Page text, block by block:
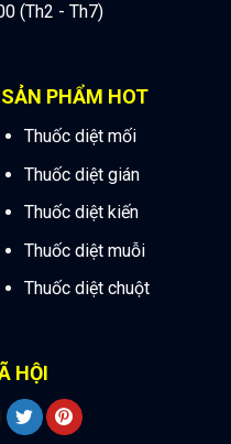
(Th2 - Th7)
SẢN PHẨM HOT
Thuốc diệt mối
Thuốc diệt gián
Thuốc diệt kiến
Thuốc diệt muỗi
Thuốc diệt chuột
HỘI